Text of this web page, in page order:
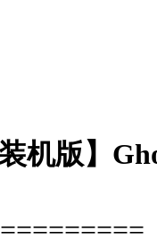
装机版】